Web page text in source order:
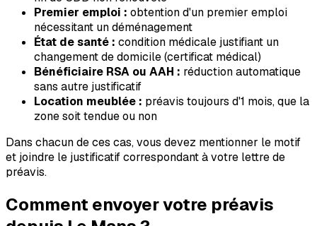
Premier emploi : obtention d'un premier emploi
nécessitant un déménagement
État de santé : condition médicale justifiant un
changement de domicile (certificat médical)
Bénéficiaire RSA ou AAH : réduction automatique
sans autre justificatif
Location meublée : préavis toujours d'1 mois, que la
zone soit tendue ou non
Dans chacun de ces cas, vous devez mentionner le motif
et joindre le justificatif correspondant à votre lettre de
préavis.
Comment envoyer votre préavis